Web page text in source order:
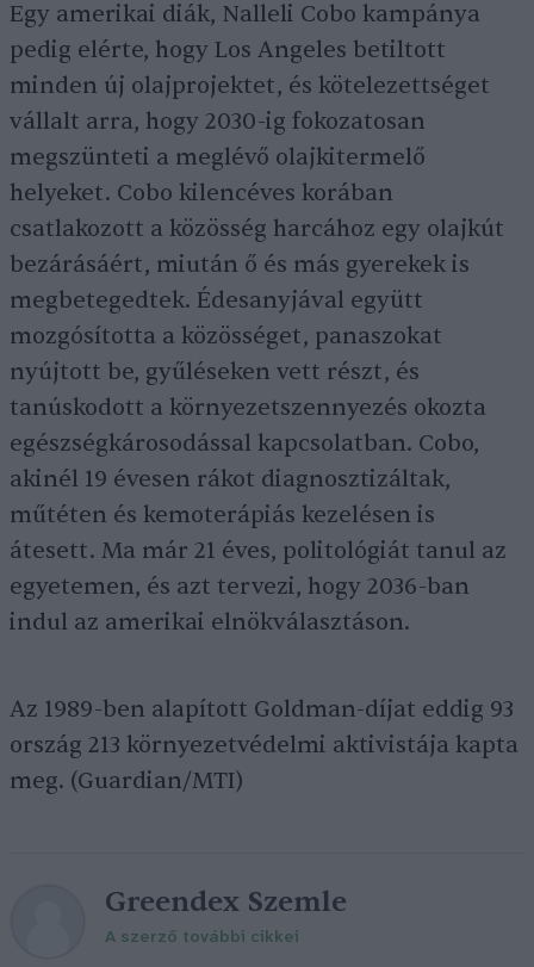
Egy amerikai diák, Nalleli Cobo kampánya
pedig elérte, hogy Los Angeles betiltott
minden új olajprojektet, és kötelezettséget
vállalt arra, hogy 2030-ig fokozatosan
megszünteti a meglévő olajkitermelő
helyeket. Cobo kilencéves korában
csatlakozott a közösség harcához egy olajkút
bezárásáért, miután ő és más gyerekek is
megbetegedtek. Édesanyjával együtt
mozgósította a közösséget, panaszokat
nyújtott be, gyűléseken vett részt, és
tanúskodott a környezetszennyezés okozta
egészségkárosodással kapcsolatban. Cobo,
akinél 19 évesen rákot diagnosztizáltak,
műtéten és kemoterápiás kezelésen is
átesett. Ma már 21 éves, politológiát tanul az
egyetemen, és azt tervezi, hogy 2036-ban
indul az amerikai elnökválasztáson.
Az 1989-ben alapított Goldman-díjat eddig 93
ország 213 környezetvédelmi aktivistája kapta
meg. (Guardian/MTI)
Greendex Szemle
A szerző további cikkei